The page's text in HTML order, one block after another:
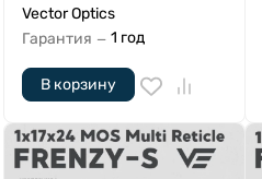
Vector Optics
Гарантия — 1 год
В корзину